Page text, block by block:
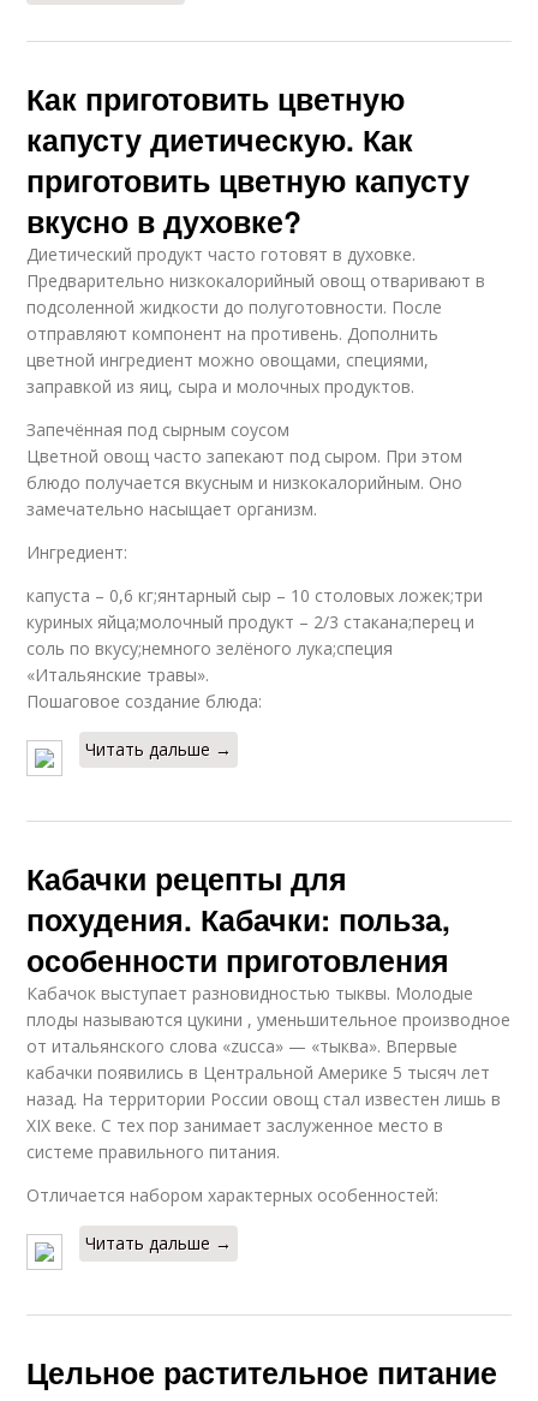
Как приготовить цветную
капусту диетическую. Как
приготовить цветную капусту
вкусно в духовке?
Диетический продукт часто готовят в духовке.
Предварительно низкокалорийный овощ отваривают в
подсоленной жидкости до полуготовности. После
отправляют компонент на противень. Дополнить
цветной ингредиент можно овощами, специями,
заправкой из яиц, сыра и молочных продуктов.
Запечённая под сырным соусом
Цветной овощ часто запекают под сыром. При этом
блюдо получается вкусным и низкокалорийным. Оно
замечательно насыщает организм.
Ингредиент:
капуста – 0,6 кг;янтарный сыр – 10 столовых ложек;три
куриных яйца;молочный продукт – 2/3 стакана;перец и
соль по вкусу;немного зелёного лука;специя
«Итальянские травы».
Пошаговое создание блюда:
Читать дальше →
Кабачки рецепты для
похудения. Кабачки: польза,
особенности приготовления
Кабачок выступает разновидностью тыквы. Молодые
плоды называются цукини , уменьшительное производное
от итальянского слова «zucca» — «тыква». Впервые
кабачки появились в Центральной Америке 5 тысяч лет
назад. На территории России овощ стал известен лишь в
XIX веке. С тех пор занимает заслуженное место в
системе правильного питания.
Отличается набором характерных особенностей:
Читать дальше →
Цельное растительное питание